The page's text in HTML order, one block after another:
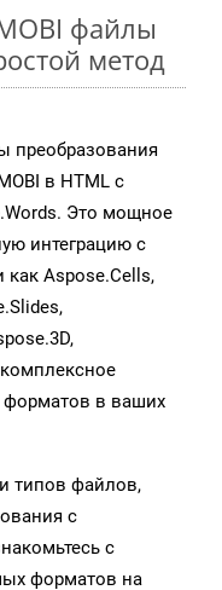
файлы
метод
преобразования
в HTML с
Это мощное
интеграцию с
как Aspose.Cells,
форматов в ваших
типов файлов,
с
с
форматов на